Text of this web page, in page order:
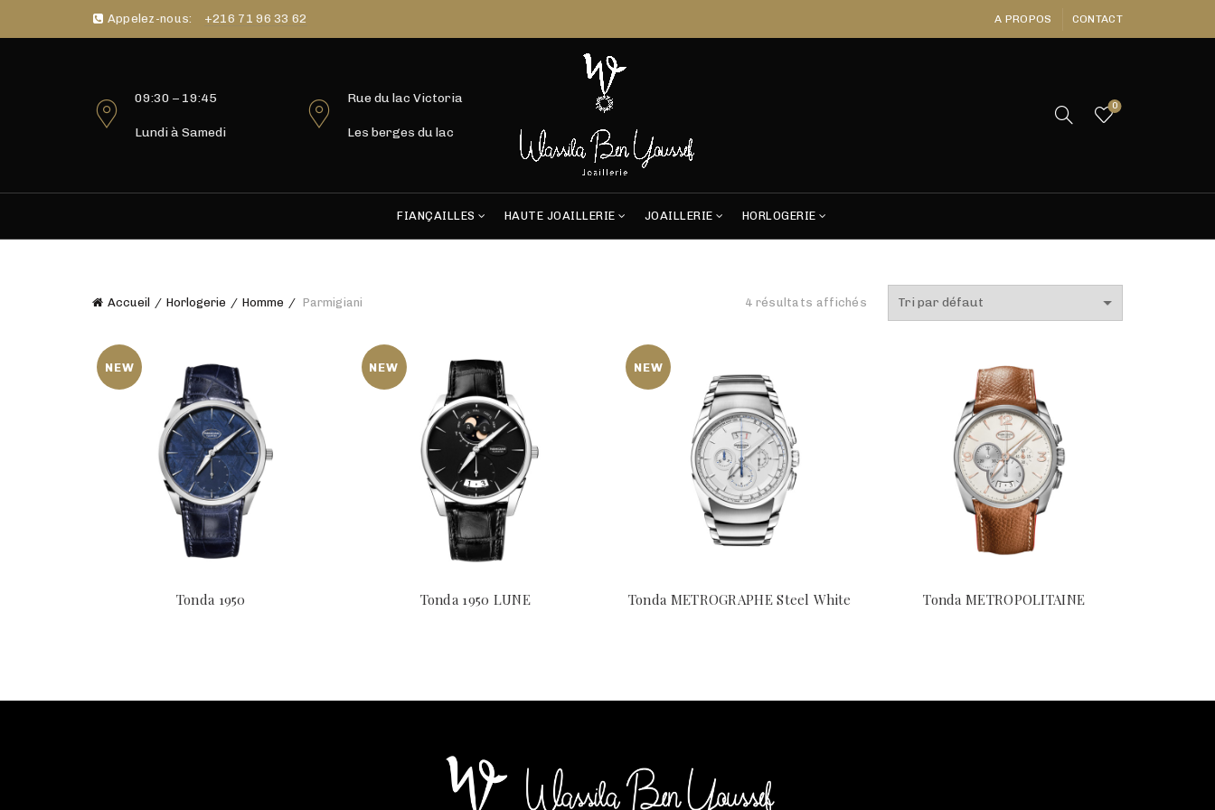
Appelez-nous: +216 71 96 33 62 A PROPOS CONTACT
09:30 – 19:45
Lundi à Samedi
Rue du lac Victoria
Les berges du lac
0
FIANÇAILLES HAUTE JOAILLERIE JOAILLERIE HORLOGERIE
Accueil Horlogerie Homme Parmigiani 4 résultats affichés
NEW
Tonda 1950
NEW
Tonda 1950 LUNE
NEW
Tonda METROGRAPHE Steel White Tonda METROPOLITAINE